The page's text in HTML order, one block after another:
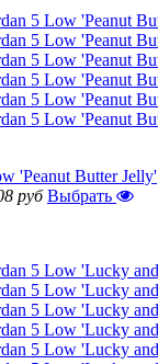
'Peanut Butter Jelly'
руб Выбрать